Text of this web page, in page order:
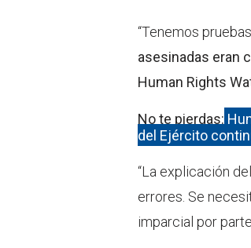
“Tenemos
asesinadas eran
Human Rights
No te pierdas:
del Ejército
“La explicación
errores. Se
imparcial por